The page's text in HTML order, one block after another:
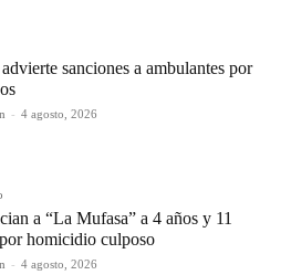
sanciones a ambulantes por
- 4 agosto, 2026
a “La Mufasa” a 4 años y 11
homicidio culposo
- 4 agosto, 2026